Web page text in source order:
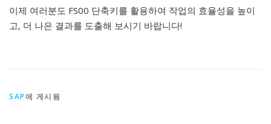
이제 여러분도 FS00 단축키를 활용하여 작업의 효율성을 높이
고, 더 나은 결과를 도출해 보시기 바랍니다!
SAP에 게시됨